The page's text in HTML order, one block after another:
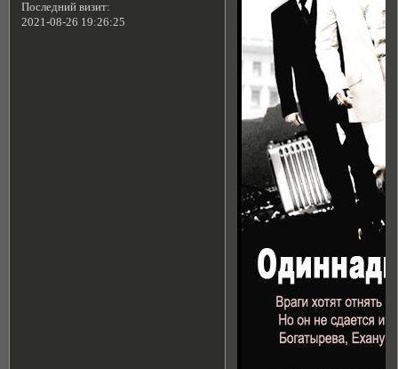
Последний визит:
2021-08-26 19:26:25